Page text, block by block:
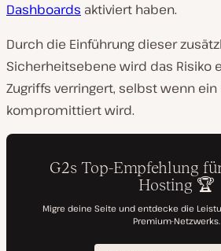
Dashboards aktiviert haben.
Durch die Einführung dieser
Sicherheitsebene wird das Risiko
Zugriffs verringert, selbst wenn ein
kompromittiert wird.